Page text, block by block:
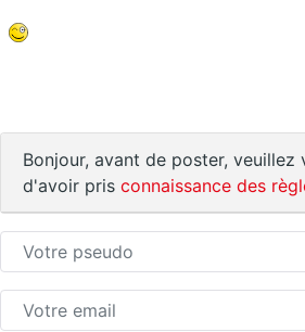
Bonjour, avant de poster, veuillez
d'avoir pris connaissance des